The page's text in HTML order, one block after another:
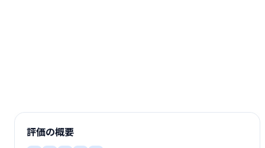
評価の概要